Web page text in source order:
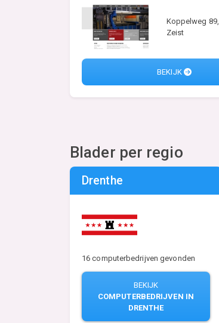
Koppelweg 89,
Zeist
BEKIJK
Blader per regio
Drenthe
16 computerbedrijven gevonden
BEKIJK
COMPUTERBEDRIJVEN IN
DRENTHE